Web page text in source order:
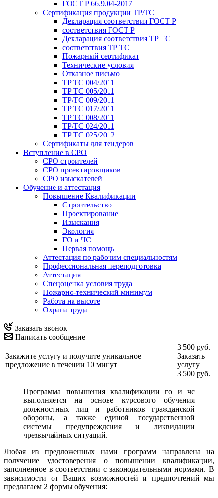
ГОСТ Р 66.9.04-2017
Сертификация продукции ТР/ТС
Декларация соответствия ГОСТ Р
соответствия ГОСТ Р
Декларация соответствия ТР ТС
соответствия ТР ТС
Пожарный сертификат
Технические условия
Отказное письмо
ТР ТС 004/2011
ТР ТС 005/2011
ТР/ТС 009/2011
ТР ТС 017/2011
ТР ТС 008/2011
ТР/ТС 024/2011
ТР ТС 025/2012
Сертификаты для тендеров
Вступление в СРО
СРО строителей
СРО проектировщиков
СРО изыскателей
Обучение и аттестация
Повышение Квалификации
Строительство
Проектирование
Изыскания
Экология
ГО и ЧС
Первая помощь
Аттестация по рабочим специальностям
Профессиональная переподготовка
Аттестация
Спецоценка условия труда
Пожарно-технический минимум
Работа на высоте
Охрана труда
Заказать звонок
Написать сообщение
Закажите услугу и получите уникальное
предложение в течении 10 минут
3 500 руб.
Заказать
услугу
3 500 руб.
Программа повышения квалификации го и чс
выполняется на основе курсового обучения
должностных лиц и работников гражданской
обороны, а также единой государственной
системы предупреждения и ликвидации
чрезвычайных ситуаций.
Любая из предложенных нами программ направлена на
получение удостоверения о повышении квалификации,
заполненное в соответствии с законодательными нормами. В
зависимости от Ваших возможностей и предпочтений мы
предлагаем 2 формы обучения: